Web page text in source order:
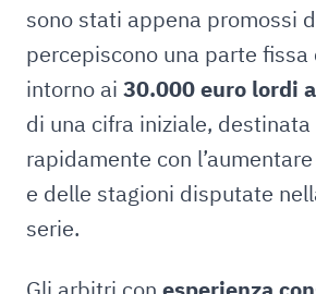
sono stati appena promossi
percepiscono una parte fissa
intorno ai 30.000 euro lordi
di una cifra iniziale, destinata
rapidamente con
e delle stagioni disputate
serie.